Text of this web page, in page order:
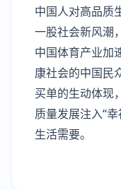
中国人对高品质
一股社会新风潮
中国体育产业加
康社会的中国民
买单的生动体现
质量发展注入“
生活需要。